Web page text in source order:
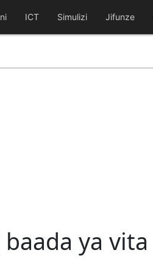
ICT Simulizi Jifunze
ya